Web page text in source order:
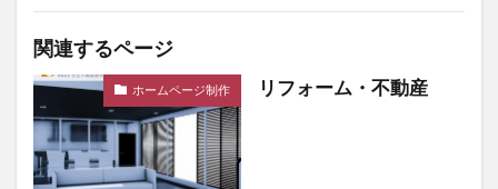
関連するページ
ホームページ制作 リフォーム・不動産